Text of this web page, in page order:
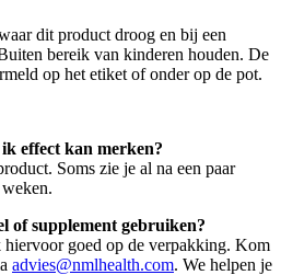
dit product droog en bij een
bereik van kinderen houden. De
op het etiket of onder op de pot.
effect kan merken?
Soms zie je al na een paar
of supplement gebruiken?
goed op de verpakking. Kom
advies@nmlhealth.com. We helpen je